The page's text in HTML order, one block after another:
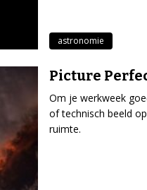
astronomie
Picture
Om je werkweek
of technisch beeld
ruimte.